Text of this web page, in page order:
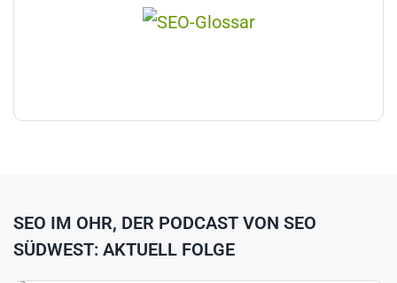
SEO IM OHR, DER PODCAST VON SEO
SÜDWEST: AKTUELL FOLGE